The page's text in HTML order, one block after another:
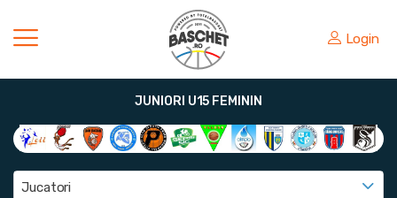
Login
JUNIORI U15 FEMININ
Jucatori